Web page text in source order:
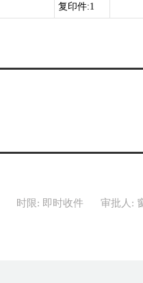
复印件:1
时限: 即时收件 审批人: